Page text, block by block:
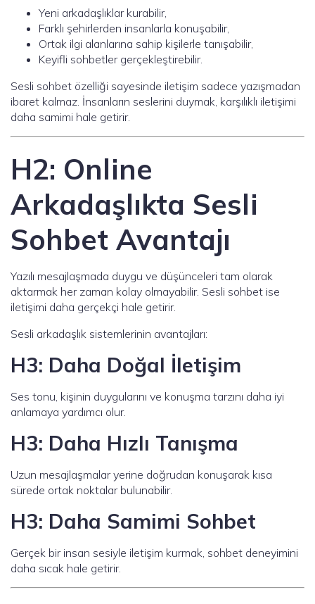
Yeni arkadaşlıklar kurabilir,
Farklı şehirlerden insanlarla konuşabilir,
Ortak ilgi alanlarına sahip kişilerle tanışabilir,
Keyifli sohbetler gerçekleştirebilir.
Sesli sohbet özelliği sayesinde iletişim sadece yazışmadan
ibaret kalmaz. İnsanların seslerini duymak, karşılıklı iletişimi
daha samimi hale getirir.
H2: Online
Arkadaşlıkta Sesli
Sohbet Avantajı
Yazılı mesajlaşmada duygu ve düşünceleri tam olarak
aktarmak her zaman kolay olmayabilir. Sesli sohbet ise
iletişimi daha gerçekçi hale getirir.
Sesli arkadaşlık sistemlerinin avantajları:
H3: Daha Doğal İletişim
Ses tonu, kişinin duygularını ve konuşma tarzını daha iyi
anlamaya yardımcı olur.
H3: Daha Hızlı Tanışma
Uzun mesajlaşmalar yerine doğrudan konuşarak kısa
sürede ortak noktalar bulunabilir.
H3: Daha Samimi Sohbet
Gerçek bir insan sesiyle iletişim kurmak, sohbet deneyimini
daha sıcak hale getirir.